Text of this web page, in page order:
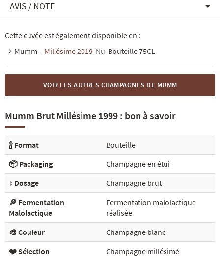
AVIS / NOTE
Cette cuvée est également disponible en :
Mumm - Millésime 2019 Nu Bouteille 75CL
VOIR LES AUTRES CHAMPAGNES DE MUMM
Mumm Brut Millésime 1999 : bon à savoir
🍾 Format
Bouteille
📦 Packaging
Champagne en étui
↕️ Dosage
Champagne brut
🔎 Fermentation
Malolactique
Fermentation malolactique
réalisée
🎨 Couleur
Champagne blanc
❤️ Sélection
Champagne millésimé